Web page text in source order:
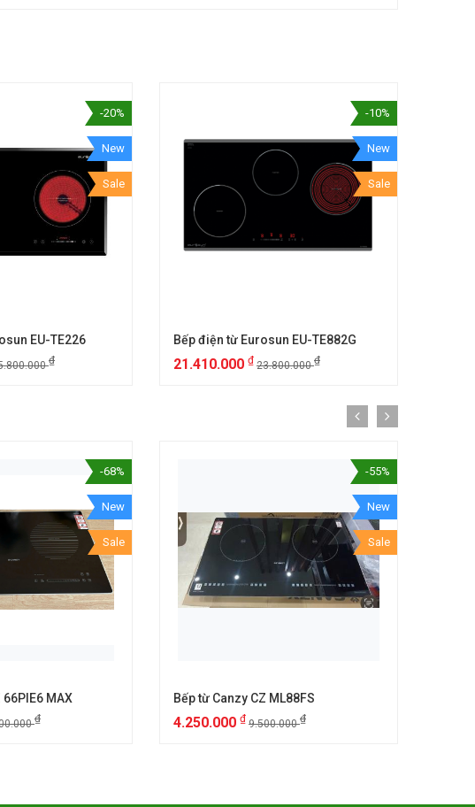
-20%
New
Sale
EU-TE226
₫
-10%
New
Sale
Bếp điện từ Eurosun EU-TE882G
21.410.000 ₫ 23.800.000₫
-68%
New
Sale
66PIE6 MAX
₫
-55%
New
Sale
Bếp từ Canzy CZ ML88FS
4.250.000 ₫ 9.500.000₫